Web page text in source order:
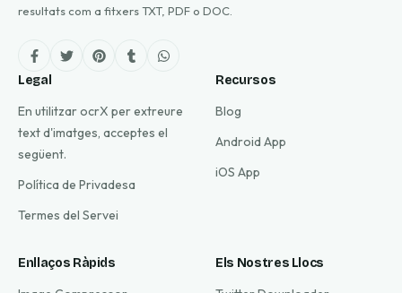
resultats com a fitxers TXT, PDF o DOC.
Legal
En utilitzar ocrX per extreure
text d'imatges, acceptes el
següent.
Política de Privadesa
Termes del Servei
Recursos
Blog
Android App
iOS App
Enllaços Ràpids Els Nostres Llocs